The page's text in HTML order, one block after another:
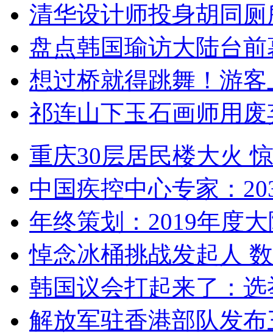
清华设计师投身胡同
盘点韩国瑜访大陆台
想过桥就得跳舞！游客
祁连山下玉石画师用
重庆30层居民楼大火
中国疾控中心专家：
年终策划：2019年度
悼念冰桶挑战发起人
韩国议会打起来了：
解放军驻香港部队发